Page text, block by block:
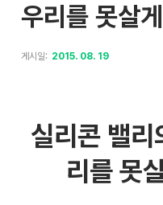
우리를 못살
게시일: 2015. 08. 19
실리콘 밸
리를 못